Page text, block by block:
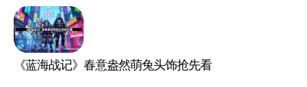
《蓝海战记》春意盎然萌兔头饰抢先看